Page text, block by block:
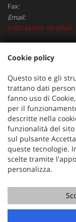
Fax:
Email:
Indicazioni stradali
Dati fiscali:
Automobili
Via Verdi, 97, Oderzo
C.F/P.IVA:04823130267
Registro delle imprese:
Copyright © 2026
riservati -Leggi
Cookie policy
Questo sito e gli
trattano dati
fanno uso di
per il
descritte nella
funzionalità del
sul pulsante
queste tecnologie.
scelte tramite
personalizza.